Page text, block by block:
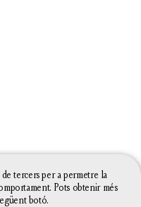
tercers per a permetre la
Pots obtenir més
botó.